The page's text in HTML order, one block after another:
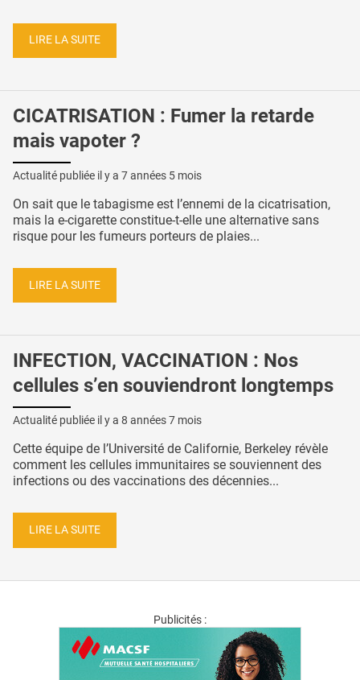
LIRE LA SUITE
CICATRISATION : Fumer la retarde
mais vapoter ?
Actualité publiée il y a 7 années 5 mois
On sait que le tabagisme est l’ennemi de la cicatrisation,
mais la e-cigarette constitue-t-elle une alternative sans
risque pour les fumeurs porteurs de plaies...
LIRE LA SUITE
INFECTION, VACCINATION : Nos
cellules s’en souviendront longtemps
Actualité publiée il y a 8 années 7 mois
Cette équipe de l’Université de Californie, Berkeley révèle
comment les cellules immunitaires se souviennent des
infections ou des vaccinations des décennies...
LIRE LA SUITE
Publicités :